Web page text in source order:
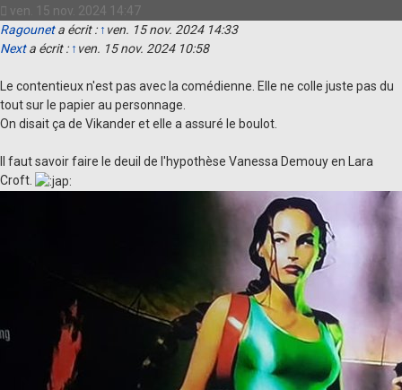
ven. 15 nov. 2024 14:47
Ragouneta écrit : ↑ ven. 15 nov. 2024 14:33
Nexta écrit : ↑ ven. 15 nov. 2024 10:58
Le contentieux n'est pas avec la comédienne. Elle ne colle juste pas du
tout sur le papier au personnage.
On disait ça de Vikander et elle a assuré le boulot.
Il faut savoir faire le deuil de l'hypothèse Vanessa Demouy en Lara
Croft.